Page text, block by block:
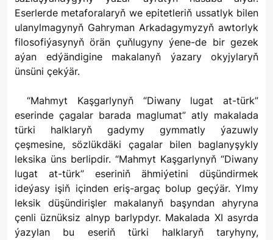
Eserlerde metaforalaryň we epitetleriň ussatlyk bilen
ulanylmagynyň Gahryman Arkadagymyzyň awtorlyk
filosofiýasynyň örän çuňlugyny ýene-de bir gezek
aýan edýändigine makalanyň ýazary okyjylaryň
ünsüni çekýär.
“Mahmyt Kaşgarlynyň “Diwany lugat at-türk”
eserinde çagalar barada maglumat” atly makalada
türki halklaryň gadymy gymmatly ýazuwly
çeşmesine, sözlükdäki çagalar bilen baglanyşykly
leksika üns berlipdir. “Mahmyt Kaşgarlynyň “Diwany
lugat at-türk” eseriniň ähmiýetini düşündirmek
ideýasy işiň içinden eriş-argaç bolup geçýär. Ylmy
leksik düşündirişler makalanyň başyndan ahyryna
çenli üznüksiz alnyp barlypdyr. Makalada XI asyrda
ýazylan bu eseriň türki halklaryň taryhyny,